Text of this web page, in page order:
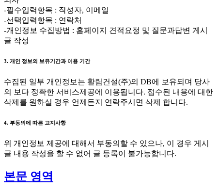
-필수입력항목 : 작성자, 이메일
-선택입력항목 : 연락처
-개인정보 수집방법 : 홈페이지 견적요정 및 질문과답변 게시
글 작성
3. 개인 정보의 보유기간과 이용 기간
수집된 일부 개인정보는 활림건설(주)의 DB에 보유되며 당사
의 보다 정확한 서비스제공에 이용됩니다. 접수된 내용에 대한
삭제를 원하실 경우 언제든지 연락주시면 삭제 합니다.
4. 부동의에 따른 고지사항
위 개인정보 제공에 대해서 부동의할 수 있으나, 이 경우 게시
글 내용 작성을 할 수 없어 글 등록이 불가능합니다.
본문 영역